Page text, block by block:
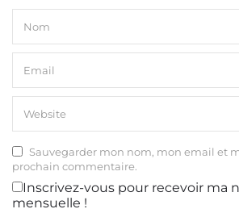
Sauvegarder mon nom, mon email et
prochain commentaire.
Inscrivez-vous pour recevoir ma
mensuelle !